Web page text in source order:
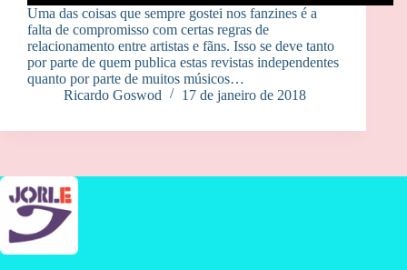
Uma das coisas que sempre gostei nos fanzines é a
falta de compromisso com certas regras de
relacionamento entre artistas e fãns. Isso se deve tanto
por parte de quem publica estas revistas independentes
quanto por parte de muitos músicos…
Ricardo Goswod
17 de janeiro de 2018